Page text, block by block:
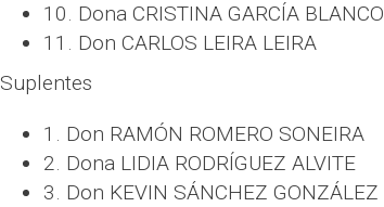
10. Dona CRISTINA GARCÍA BLANCO
11. Don CARLOS LEIRA LEIRA
Suplentes
1. Don RAMÓN ROMERO SONEIRA
2. Dona LIDIA RODRÍGUEZ ALVITE
3. Don KEVIN SÁNCHEZ GONZÁLEZ